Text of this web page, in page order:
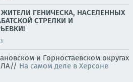
ГЕНИЧЕСКА, НАСЕЛЕННЫХ
СТРЕЛКИ И
и Горностаевском округах
На самом деле в Херсоне